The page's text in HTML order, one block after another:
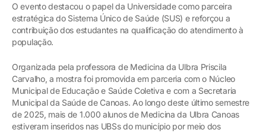
O evento destacou o papel da Universidade como parceira
estratégica do Sistema Único de Saúde (SUS) e reforçou a
contribuição dos estudantes na qualificação do atendimento à
população.
Organizada pela professora de Medicina da Ulbra Priscila
Carvalho, a mostra foi promovida em parceria com o Núcleo
Municipal de Educação e Saúde Coletiva e com a Secretaria
Municipal da Saúde de Canoas. Ao longo deste último semestre
de 2025, mais de 1.000 alunos de Medicina da Ulbra Canoas
estiveram inseridos nas UBSs do município por meio dos